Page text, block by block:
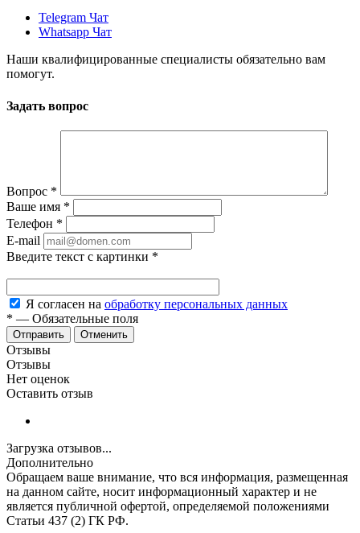
Telegram Чат
Whatsapp Чат
Наши квалифицированные специалисты обязательно вам
помогут.
Задать вопрос
Вопрос *
Ваше имя *
Телефон *
E-mail
Введите текст с картинки *
Я согласен на обработку персональных данных
* — Обязательные поля
Отменить
Отзывы
Отзывы
Нет оценок
Оставить отзыв
Загрузка отзывов...
Дополнительно
Обращаем ваше внимание, что вся информация, размещенная
на данном сайте, носит информационный характер и не
является публичной офертой, определяемой положениями
Статьи 437 (2) ГК РФ.